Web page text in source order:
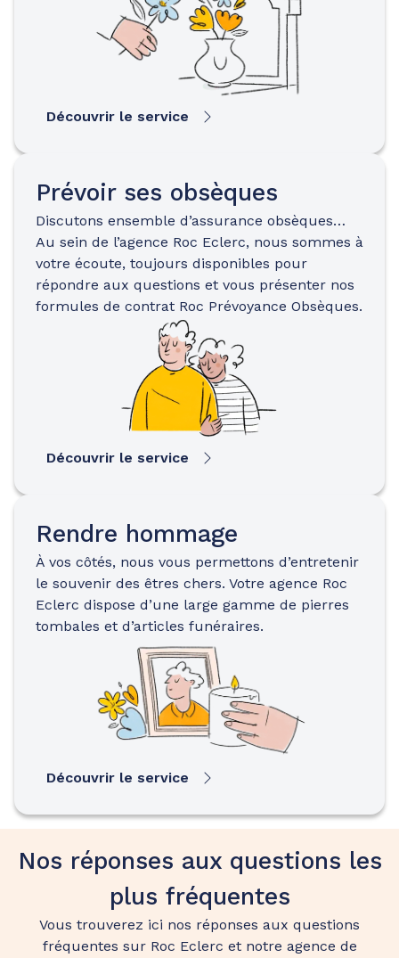
Découvrir le service
Prévoir ses obsèques
Discutons ensemble d’assurance obsèques…
Au sein de l’agence Roc Eclerc, nous sommes à
votre écoute, toujours disponibles pour
répondre aux questions et vous présenter nos
formules de contrat Roc Prévoyance Obsèques.
Découvrir le service
Rendre hommage
À vos côtés, nous vous permettons d’entretenir
le souvenir des êtres chers. Votre agence Roc
Eclerc dispose d’une large gamme de pierres
tombales et d’articles funéraires.
Découvrir le service
Nos réponses aux questions les
plus fréquentes
Vous trouverez ici nos réponses aux questions
fréquentes sur Roc Eclerc et notre agence de